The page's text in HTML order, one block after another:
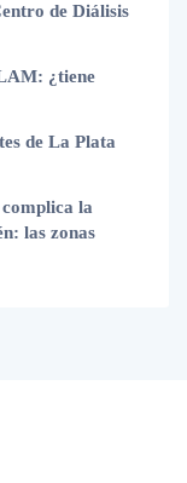
de Diálisis
¿tiene
de La Plata
la
las zonas